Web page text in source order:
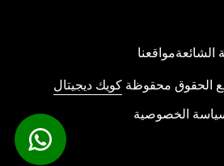
الشائعةمواقعنا
الحقوق محقوظةكويك ديجيتال
الخصوصية